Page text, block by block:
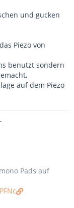
und gucken
Piezo von
benutzt sondern
auf dem Piezo
Pads auf